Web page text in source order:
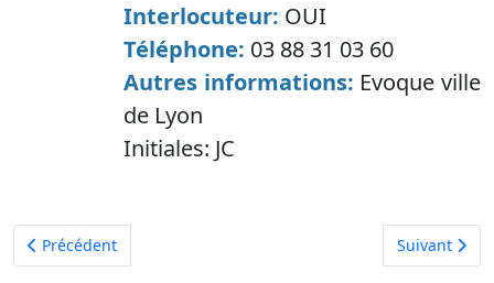
Interlocuteur: OUI
Téléphone: 03 88 31 03 60
Autres informations: Evoque ville
de Lyon
Initiales: JC
Article précédent : Lustre mixte gaz électricité
Précédent Article
Suivant